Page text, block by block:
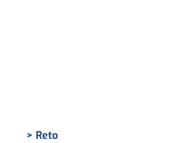
> Reto